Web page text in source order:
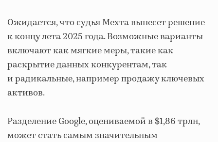
Ожидается, что судья Мехта вынесет решение
к концу лета 2025 года. Возможные варианты
включают как мягкие меры, такие как
раскрытие данных конкурентам, так
и радикальные, например продажу ключевых
активов.
Разделение Google, оцениваемой в $1,86 трлн,
может стать самым значительным